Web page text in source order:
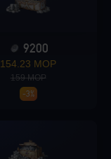
9200
154.23 MOP
159 MOP
-3%